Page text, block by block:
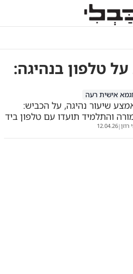
על טלפון בנהיגה:
אישית רעה
שיעור נהיגה, על הכביש:
והתלמיד תועדו עם טלפון ביד
רוזן|
12.04.26